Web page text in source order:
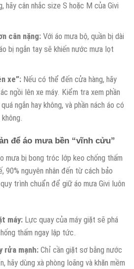
hãy cân nhắc size S hoặc M của Givi
cân nặng:Với áo mưa bộ, quần bị dài
bị ngắn tay sẽ khiến nước mưa lọt
xe”:Nếu có thể đến cửa hàng, hãy
ngồi lên xe máy. Kiểm tra xem phần
ngắn hay không, và phần nách áo có
để áo mưa bền “vĩnh cửu”
mưa bị bong tróc lớp keo chống thấm
nguyên nhân đến từ cách bảo
trình chuẩn để giữ áo mưa Givi luôn
máy:Lực quay của máy giặt sẽ phá
thấm ngay lập tức.
rửa mạnh:Chỉ cần giặt sơ bằng nước
hãy dùng xà phòng loãng và khăn mềm